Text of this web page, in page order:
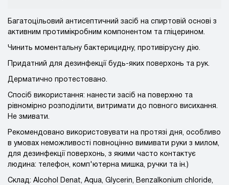
Багатоцільовий антисептичний засіб на спиртовій основі з
активним протимікробним компонентом та гліцерином.
Чинить моментальну бактерицидну, противірусну дію.
Придатний для дезинфекції будь-яких поверхонь та рук.
Дерматично протестовано.
Спосіб використання: нанести засіб на поверхню та
рівномірно розподілити, витримати до повного висихання.
Не змивати.
Рекомендовано використовувати на протязі дня, особливо
в умовах неможливості повноцінно вимивати руки з милом,
для дезинфекції поверхонь, з якими часто контактує
людина: телефон, комп'ютерна мишка, ручки та ін.)
Склад: Alcohol Denat, Aqua, Glycerin, Benzalkonium chloride,